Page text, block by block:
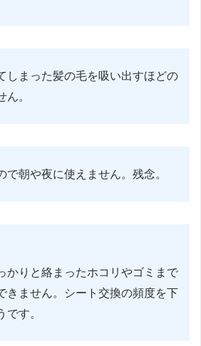
しまった髪の毛を吸い出すほどの
。
で朝や夜に使えません。残念。
かりと絡まったホコリやゴミまで
きません。シート交換の頻度を下
です。